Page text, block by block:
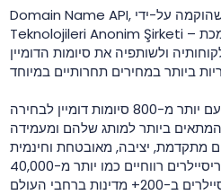
Domain Name API, שהוקמה על-ידי Atak Domain Bilgi
Teknolojileri Anonim Şirketi – רשמת מוסמכת ICANN, היא תכנית
ולשותפיה את סיומות הדומיין
עם יותר מ-800 סיומות דומיין לבחירה, Domain Name API מסייעת
המתאים ביותר למותג שלהם ומעמידה
מתקדמת, יציבה, מאובטחת וחינמית
– כדי שגם אתם תהפכו לריסיילרים רווחיים כמו יותר מ-40,000